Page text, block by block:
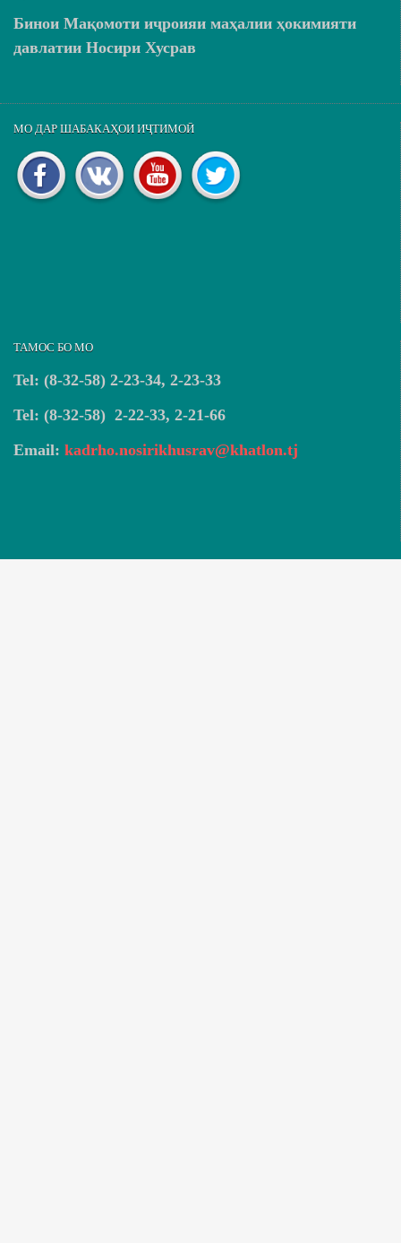
Бинои Мақомоти иҷроияи маҳалии ҳокимияти
давлатии Носири Хусрав
МО ДАР ШАБАКАҲОИ ИҶТИМОӢ
ТАМОС БО МО
Tel: (8-32-58) 2-23-34, 2-23-33
Tel: (8-32-58) 2-22-33, 2-21-66
Email: kadrho.nosirikhusrav@khatlon.tj